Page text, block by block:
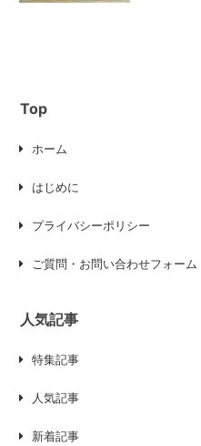
Top
ホーム
はじめに
プライバシーポリシー
ご質問・お問い合わせフォーム
人気記事
特集記事
人気記事
新着記事